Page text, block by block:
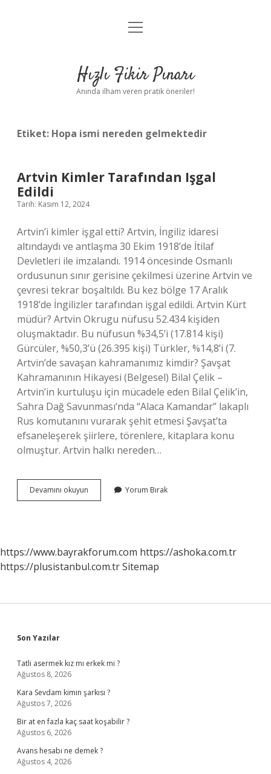
Anasayfa
Yasal Uyarı
menüyü
Hızlı Fikir Pınarı
Anında ilham veren pratik öneriler!
Etiket: Hopa ismi nereden gelmektedir
Artvin Kimler Tarafından Işgal
Edildi
Tarih: Kasım 12, 2024
Artvin’i kimler işgal etti? Artvin, İngiliz idaresi
altındaydı ve antlaşma 30 Ekim 1918’de İtilaf
Devletleri ile imzalandı. 1914 öncesinde Osmanlı
ordusunun sınır gerisine çekilmesi üzerine Artvin ve
çevresi tekrar boşaltıldı. Bu kez bölge 17 Aralık
1918’de İngilizler tarafından işgal edildi. Artvin Kürt
müdür? Artvin Okrugu nüfusu 52.434 kişiden
oluşmaktadır. Bu nüfusun %34,5’i (17.814 kişi)
Gürcüler, %50,3’ü (26.395 kişi) Türkler, %14,8’i (7.
Artvin’de savaşan kahramanımız kimdir? Şavşat
Kahramanının Hikayesi (Belgesel) Bilal Çelik –
Artvin’in kurtuluşu için mücadele eden Bilal Çelik’in,
Sahra Dağ Savunması’nda “Alaca Kamandar” lakaplı
Rus komutanını vurarak şehit etmesi Şavşat’ta
efsaneleşerek şiirlere, törenlere, kitaplara konu
olmuştur. Artvin halkı nereden…
Devamını okuyun
Kimler
Yorum Bırak
https://www.bayrakforum.com https://ashoka.com.tr
https://plusistanbul.com.trSitemap
Sidebar
Son Yazılar
Tatli asermek kız mı erkek mi ?
Ağustos 8, 2026
Kara Sevdam kimin şarkısı ?
Ağustos 7, 2026
Bir at en fazla kaç saat koşabilir ?
Ağustos 6, 2026
Avans hesabı ne demek ?
Ağustos 4, 2026